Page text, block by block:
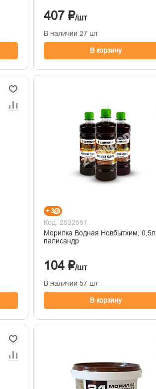
407 ₽/шт
В наличии 27 шт
В корзину
+ 3
Код: 2532551
Морилка Водная Новбытхим, 0,5л,
палисандр
104 ₽/шт
В наличии 57 шт
В корзину